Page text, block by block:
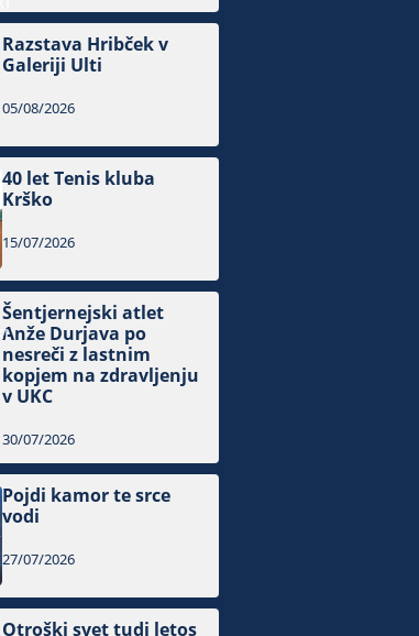
Razstava Hribček v
Galeriji Ulti
05/08/2026
40 let Tenis kluba
Krško
15/07/2026
Šentjernejski atlet
Anže Durjava po
nesreči z lastnim
kopjem na zdravljenju
v UKC
30/07/2026
Pojdi kamor te srce
vodi
27/07/2026
Otroški svet tudi letos